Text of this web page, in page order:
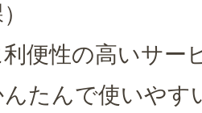
利便性の高いサ
んたんで使いやす